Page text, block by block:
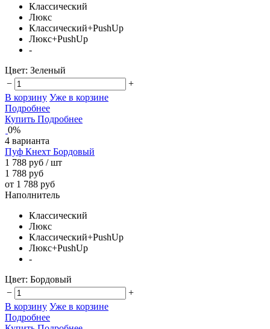
Классический
Люкс
Классический+PushUp
Люкс+PushUp
-
Цвет: Зеленый
−
+
В корзину Уже в корзине
Подробнее
Купить Подробнее
0%
4 варианта
Пуф Кнехт Бордовый
1 788 руб / шт
1 788 руб
от 1 788 руб
Наполнитель
Классический
Люкс
Классический+PushUp
Люкс+PushUp
-
Цвет: Бордовый
−
+
В корзину Уже в корзине
Подробнее